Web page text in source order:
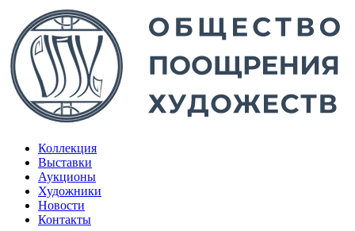
Коллекция
Выставки
Аукционы
Художники
Новости
Контакты